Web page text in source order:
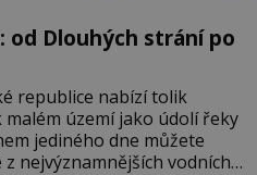
od Dlouhých strání po
republice nabízí tolik
území jako údolí řeky
jediného dne můžete
nejvýznamnějších vodních